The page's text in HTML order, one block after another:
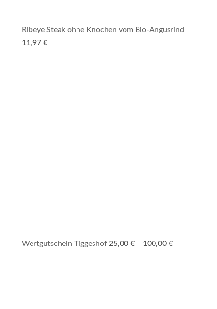
Ribeye Steak ohne Knochen vom Bio-Angusrind
11,97 €
Wertgutschein Tiggeshof 25,00 € – 100,00 €Preisspanne: